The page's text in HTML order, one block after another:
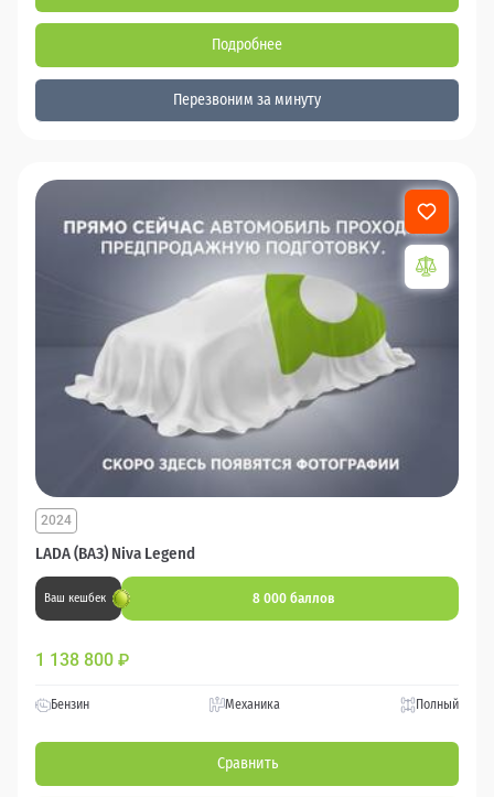
Подробнее
Перезвоним за минуту
LADA (ВАЗ) Niva Legend
2024
Ваш кешбек 8 000 баллов
1 138 800 ₽
Бензин Механика Полный
Сравнить